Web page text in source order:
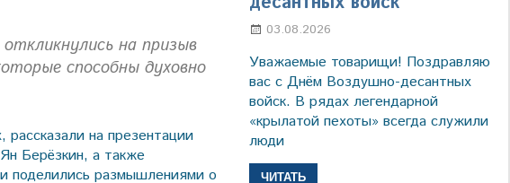
на призыв
способны духовно
на презентации
Берёзкин, а также
поделились размышлениями о
03.08.2026
Уважаемые товарищи! Поздравляю
вас с Днём Воздушно-десантных
войск. В рядах легендарной
«крылатой пехоты» всегда служили
люди
ЧИТАТЬ